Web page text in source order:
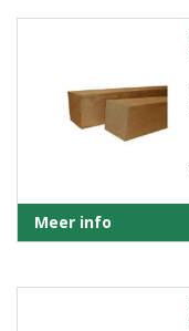
Meer info